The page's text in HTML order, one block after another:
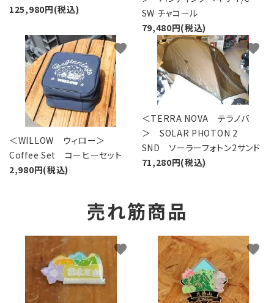
125,980円(税込)
SW チャコール
79,480円(税込)
＜WILLOW ウィロー＞
Coffee Set コーヒーセット
2,980円(税込)
favorite
＜TERRA NOVA テラノバ
＞ SOLAR PHOTON 2
SND ソーラーフォトン2サンド
71,280円(税込)
favorite
売れ筋商品
favorite favorite